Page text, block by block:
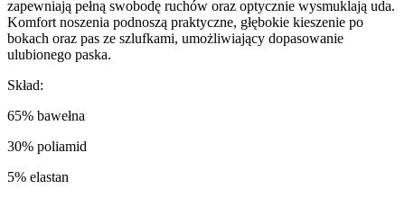
zapewniają pełną swobodę ruchów oraz optycznie wysmuklają uda.
Komfort noszenia podnoszą praktyczne, głębokie kieszenie po
bokach oraz pas ze szlufkami, umożliwiający dopasowanie
ulubionego paska.
Skład:
65% bawełna
30% poliamid
5% elastan